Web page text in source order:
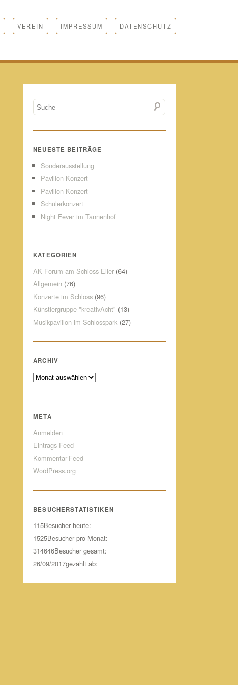
VEREIN IMPRESSUM DATENSCHUTZ
NEUESTE BEITRÄGE
Sonderausstellung
Pavillon Konzert
Pavillon Konzert
Schülerkonzert
Night Fever im Tannenhof
KATEGORIEN
AK Forum am Schloss Eller (64)
Allgemein (76)
Konzerte im Schloss (96)
Künstlergruppe "kreativAcht" (13)
Musikpavillon im Schlosspark (27)
ARCHIV
Archiv
META
Anmelden
Eintrags-Feed
Kommentar-Feed
WordPress.org
BESUCHERSTATISTIKEN
115Besucher heute:
1525Besucher pro Monat:
314646Besucher gesamt:
26/09/2017gezählt ab: